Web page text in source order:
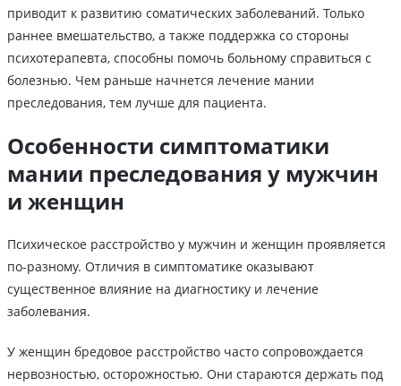
приводит к развитию соматических заболеваний. Только
раннее вмешательство, а также поддержка со стороны
психотерапевта, способны помочь больному справиться с
болезнью. Чем раньше начнется лечение мании
преследования, тем лучше для пациента.
Особенности симптоматики
мании преследования у мужчин
и женщин
Психическое расстройство у мужчин и женщин проявляется
по-разному. Отличия в симптоматике оказывают
существенное влияние на диагностику и лечение
заболевания.
У женщин бредовое расстройство часто сопровождается
нервозностью, осторожностью. Они стараются держать под